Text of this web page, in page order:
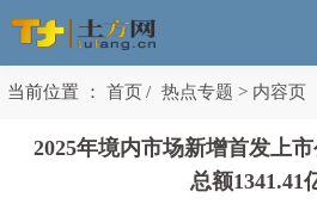
当前位置 ： 首页/ 热点专题 > 内容页
2025年境内市场新增首发上
总额1341.41